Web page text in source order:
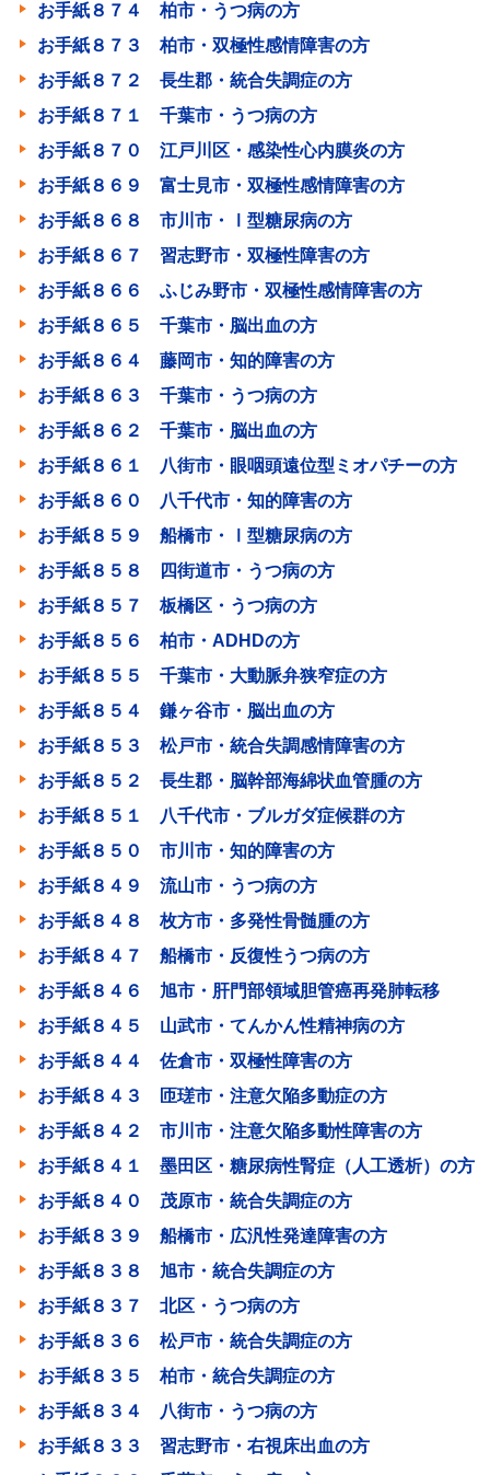
お手紙８７４ 柏市・うつ病の方
お手紙８７３ 柏市・双極性感情障害の方
お手紙８７２ 長生郡・統合失調症の方
お手紙８７１ 千葉市・うつ病の方
お手紙８７０ 江戸川区・感染性心内膜炎の方
お手紙８６９ 富士見市・双極性感情障害の方
お手紙８６８ 市川市・Ⅰ型糖尿病の方
お手紙８６７ 習志野市・双極性障害の方
お手紙８６６ ふじみ野市・双極性感情障害の方
お手紙８６５ 千葉市・脳出血の方
お手紙８６４ 藤岡市・知的障害の方
お手紙８６３ 千葉市・うつ病の方
お手紙８６２ 千葉市・脳出血の方
お手紙８６１ 八街市・眼咽頭遠位型ミオパチーの方
お手紙８６０ 八千代市・知的障害の方
お手紙８５９ 船橋市・Ⅰ型糖尿病の方
お手紙８５８ 四街道市・うつ病の方
お手紙８５７ 板橋区・うつ病の方
お手紙８５６ 柏市・ADHDの方
お手紙８５５ 千葉市・大動脈弁狭窄症の方
お手紙８５４ 鎌ヶ谷市・脳出血の方
お手紙８５３ 松戸市・統合失調感情障害の方
お手紙８５２ 長生郡・脳幹部海綿状血管腫の方
お手紙８５１ 八千代市・ブルガダ症候群の方
お手紙８５０ 市川市・知的障害の方
お手紙８４９ 流山市・うつ病の方
お手紙８４８ 枚方市・多発性骨髄腫の方
お手紙８４７ 船橋市・反復性うつ病の方
お手紙８４６ 旭市・肝門部領域胆管癌再発肺転移
お手紙８４５ 山武市・てんかん性精神病の方
お手紙８４４ 佐倉市・双極性障害の方
お手紙８４３ 匝瑳市・注意欠陥多動症の方
お手紙８４２ 市川市・注意欠陥多動性障害の方
お手紙８４１ 墨田区・糖尿病性腎症（人工透析）の方
お手紙８４０ 茂原市・統合失調症の方
お手紙８３９ 船橋市・広汎性発達障害の方
お手紙８３８ 旭市・統合失調症の方
お手紙８３７ 北区・うつ病の方
お手紙８３６ 松戸市・統合失調症の方
お手紙８３５ 柏市・統合失調症の方
お手紙８３４ 八街市・うつ病の方
お手紙８３３ 習志野市・右視床出血の方